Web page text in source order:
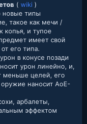
( wiki )​
новые типы
такое как мечи /
копья, и тупое
имеет свой
его типа.
в конусе позади
урон линейно, и,
меньше целей, его
наносит AoE-
арбалеты,
эффектом